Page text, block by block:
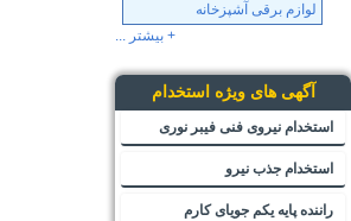
لوازم برقی آشپزخانه
+ بیشتر ...
آگهی های ویژه استخدام
استخدام نیروی فنی فیبر نوری
استخدام جذب نیرو
راننده پایه یکم جویای کارم